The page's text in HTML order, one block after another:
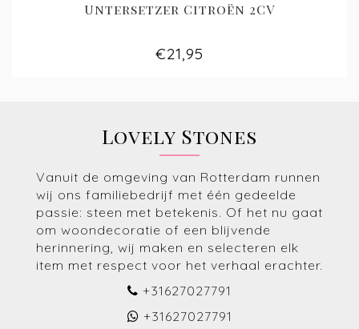
Untersetzer Citroën 2CV
€21,95
Lovely Stones
Vanuit de omgeving van Rotterdam runnen
wij ons familiebedrijf met één gedeelde
passie: steen met betekenis. Of het nu gaat
om woondecoratie of een blijvende
herinnering, wij maken en selecteren elk
item met respect voor het verhaal erachter.
+31627027791
+31627027791